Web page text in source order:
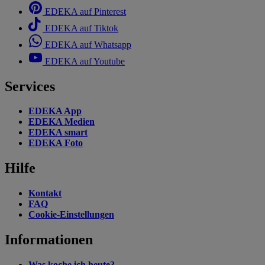
EDEKA auf Pinterest
EDEKA auf Tiktok
EDEKA auf Whatsapp
EDEKA auf Youtube
Services
EDEKA App
EDEKA Medien
EDEKA smart
EDEKA Foto
Hilfe
Kontakt
FAQ
Cookie-Einstellungen
Informationen